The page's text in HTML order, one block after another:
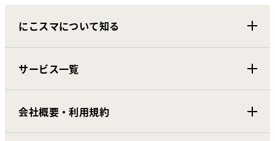
にこスマについて知る
サービス一覧
会社概要・利用規約